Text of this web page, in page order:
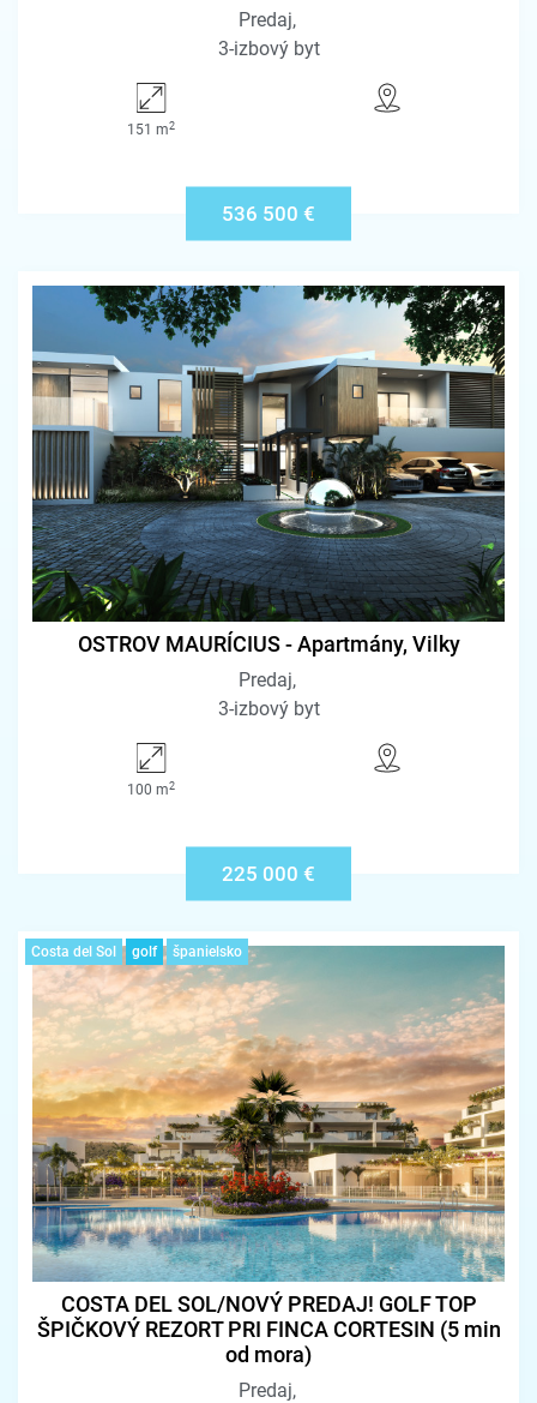
Predaj
3-izbový byt
151 m2
536 500 €
OSTROV MAURÍCIUS - Apartmány, Vilky
Predaj
3-izbový byt
100 m2
225 000 €
Costa del Sol golf španielsko
COSTA DEL SOL/NOVÝ PREDAJ! GOLF TOP
ŠPIČKOVÝ REZORT PRI FINCA CORTESIN (5 min
od mora)
Predaj